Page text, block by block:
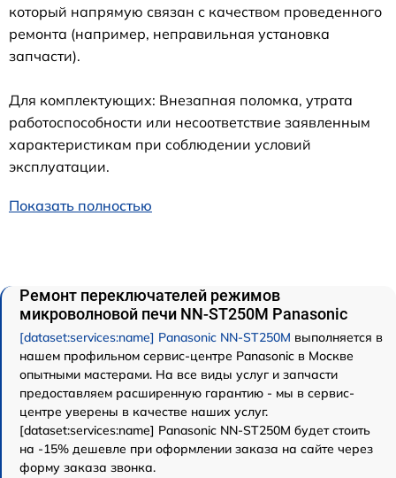
который напрямую связан с качеством проведенного
ремонта (например, неправильная установка
запчасти).
Для комплектующих: Внезапная поломка, утрата
работоспособности или несоответствие заявленным
характеристикам при соблюдении условий
эксплуатации.
Показать полностью
Ремонт переключателей режимов
микроволновой печи NN-ST250M Panasonic
[dataset:services:name] Panasonic NN-ST250M выполняется в
нашем профильном сервис-центре Panasonic в Москве
опытными мастерами. На все виды услуг и запчасти
предоставляем расширенную гарантию - мы в сервис-
центре уверены в качестве наших услуг.
[dataset:services:name] Panasonic NN-ST250M будет стоить
на -15% дешевле при оформлении заказа на сайте через
форму заказа звонка.